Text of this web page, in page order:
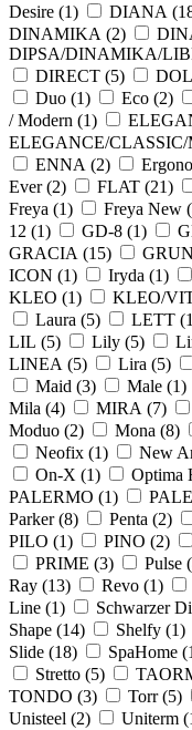
Desire (1) DIANA (
DINAMIKA (2)
DIPSA/DINAMIKA/
DIRECT (5)
Duo (1) Eco (2)
/ Modern (1)
ELEGANCE/CLASSIC/
ENNA (2)
Ever (2) FLAT (21)
Freya (1) Freya New (
12 (1) GD-8 (1)
GRACIA (15)
ICON (1) Iryda (1)
KLEO (1) KLEO/
Laura (5) LETT (1
LIL (5) Lily (5)
LINEA (5) Lira (5)
Maid (3) Male (1)
Mila (4) MIRA (7)
Moduo (2) Mona (8)
Neofix (1) New
On-X (1) Optima
PALERMO (1)
Parker (8) Penta (2)
PILO (1) PINO (2)
PRIME (3) Pulse (
Ray (13) Revo (1)
Line (1) Schwarzer
Shape (14) Shelfy (1)
Slide (18) SpaHome (1
Stretto (5)
TONDO (3) Torr (5)
Unisteel (2) Uniterm (